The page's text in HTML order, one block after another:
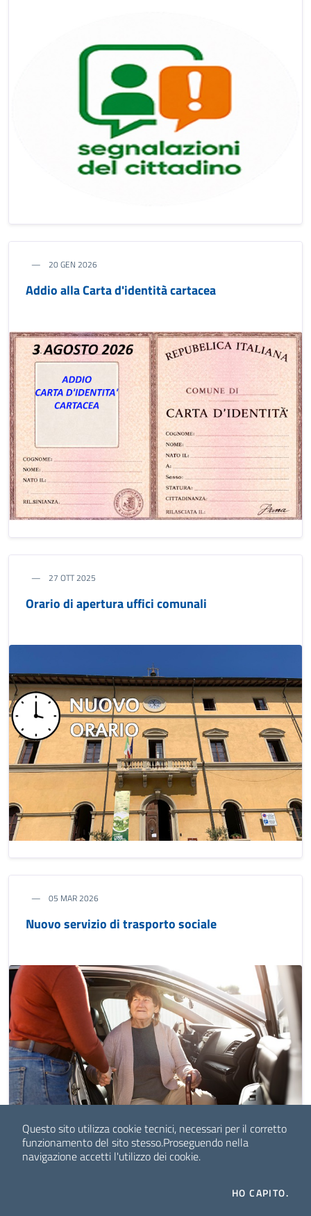
20 GEN 2026
Addio alla Carta d'identità cartacea
27 OTT 2025
Orario di apertura uffici comunali
05 MAR 2026
Nuovo servizio di trasporto sociale
Questo sito utilizza cookie tecnici, necessari per il corretto
funzionamento del sito stesso.Proseguendo nella
navigazione accetti l'utilizzo dei cookie.
HO CAPITO.